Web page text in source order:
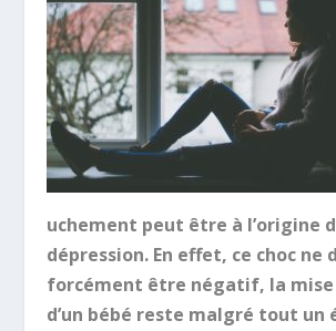
uchement peut être à l’origine
dépression. En effet, ce choc ne
forcément être négatif, la mise
d’un bébé reste malgré tout un